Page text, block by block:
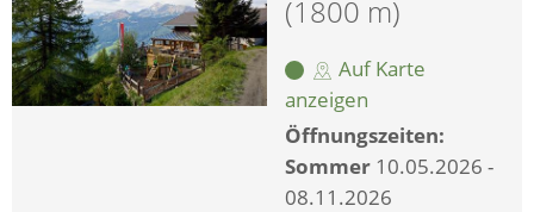
(1800 m)
Auf Karte
anzeigen
Öffnungszeiten:
Sommer 10.05.2026 -
08.11.2026